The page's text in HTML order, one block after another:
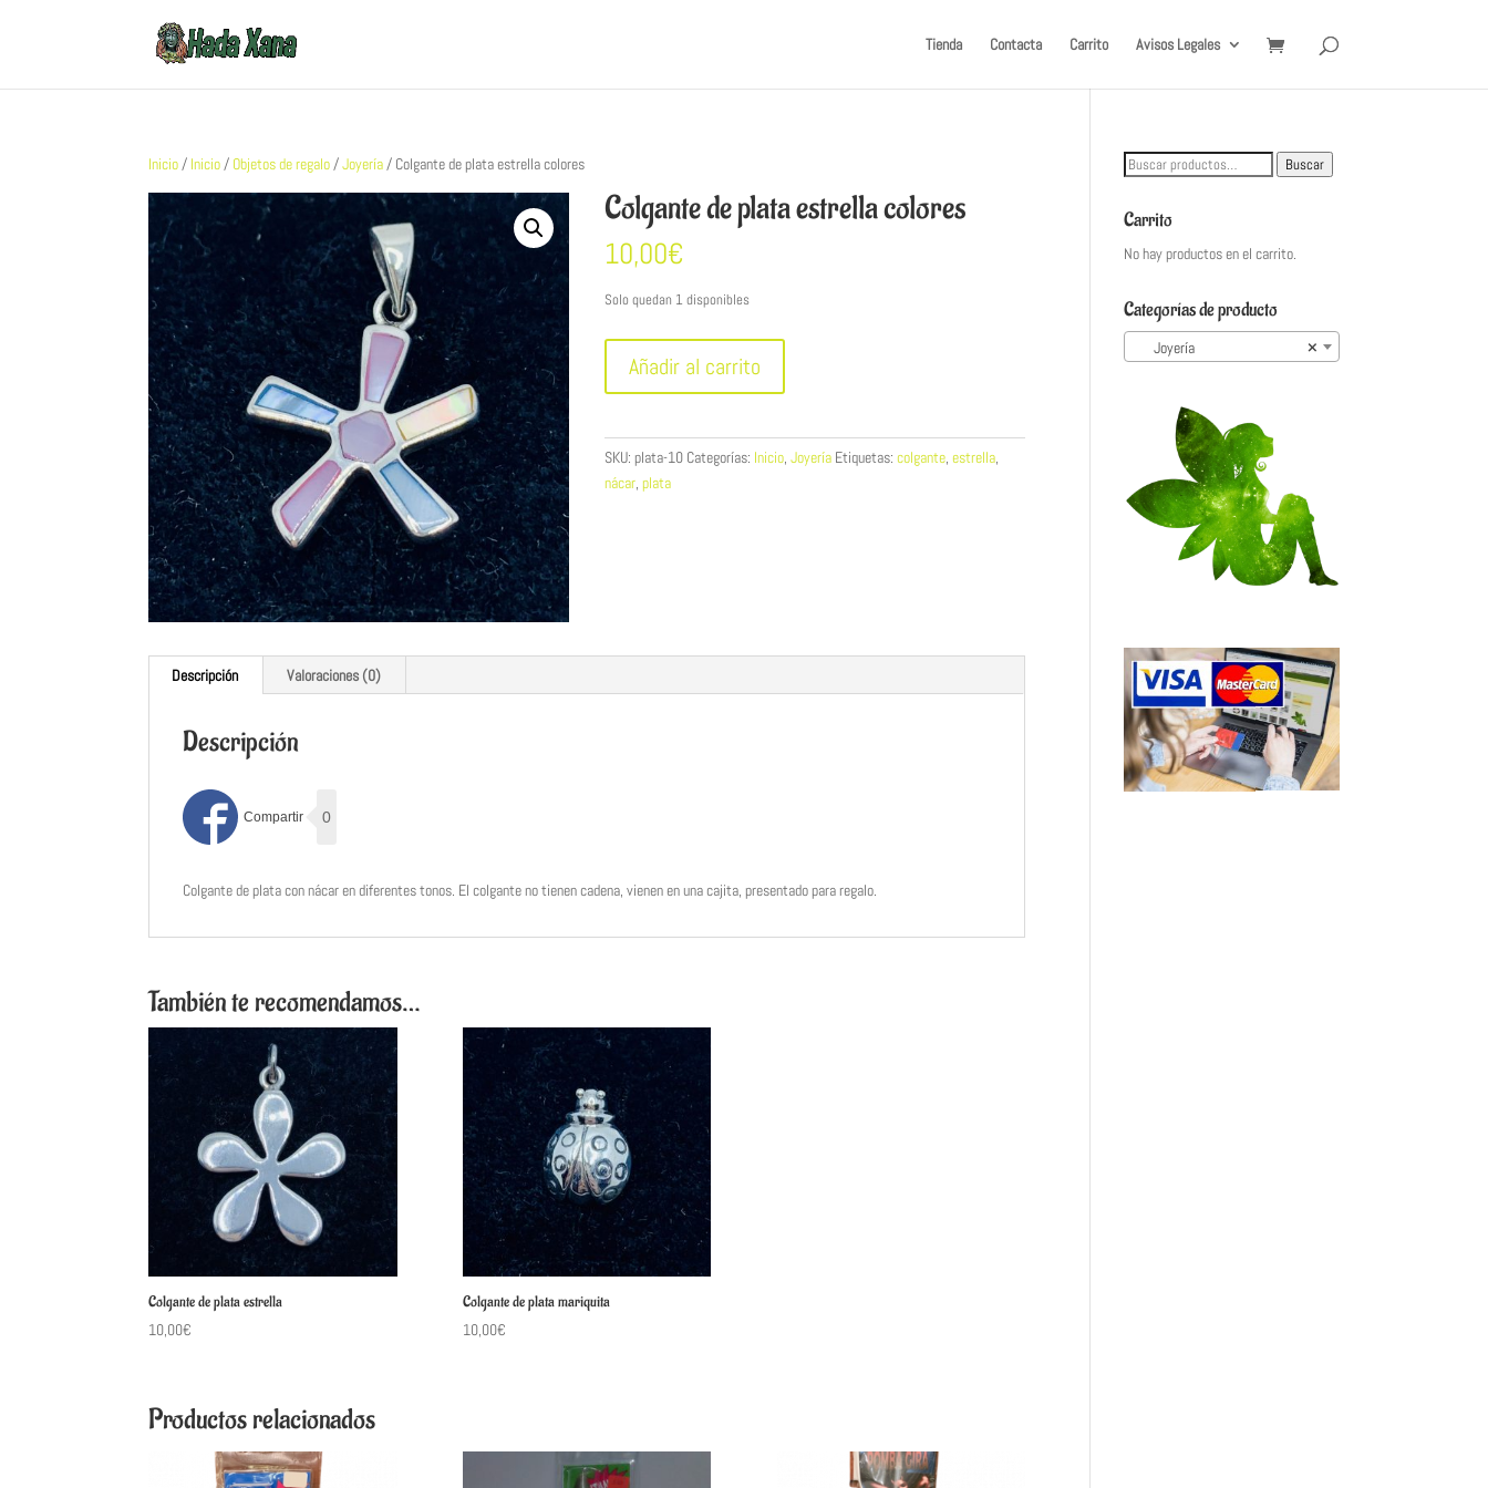
Tienda Contacta Carrito Avisos Legales
Inicio/ Inicio/ Objetos de regalo/Joyería/ Colgante de plata estrella colores
Colgante de plata estrella colores
10,00€
Solo quedan 1 disponibles
plata
colores
cantidad
Añadir al carrito
SKU:plata-10 Categorías: Inicio,Joyería Etiquetas:colgante,estrella,
nácar,plata
Descripción Valoraciones (0)
Descripción
0
Colgante de plata con nácar en diferentes tonos. El colgante no tienen cadena, vienen en una cajita, presentado para regalo.
También te recomendamos…
Colgante de plata estrella
10,00€
Colgante de plata mariquita
10,00€
Productos relacionados
Buscar
Buscar
Carrito
No hay productos en el carrito.
Categorías de producto
×
Joyería